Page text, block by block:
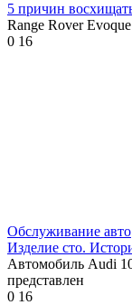
5 причин
Range Rover
0 16
Обслуживание авто
Изделие сто.
Автомобиль Audi
представлен
0 16